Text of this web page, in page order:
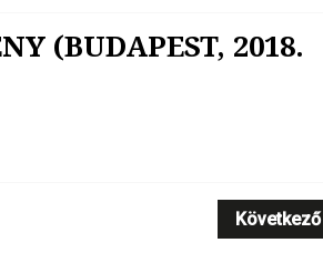
(BUDAPEST, 2018.
Következő